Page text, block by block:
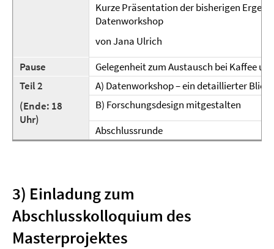
Kurze Präsentation der bisherigen
Datenworkshop
von Jana Ulrich
Pause
Gelegenheit zum Austausch bei Kaffee
Teil 2
(Ende: 18
Uhr)
A) Datenworkshop – ein detaillierter Blick
B) Forschungsdesign mitgestalten
Abschlussrunde
3) Einladung zum
Abschlusskolloquium des
Masterprojektes